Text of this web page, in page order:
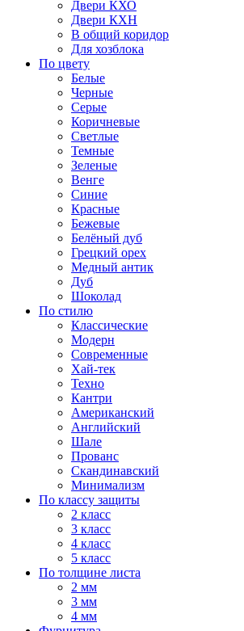
Двери КХО
Двери КХН
В общий коридор
Для хозблока
По цвету
Белые
Черные
Серые
Коричневые
Светлые
Темные
Зеленые
Венге
Синие
Красные
Бежевые
Белёный дуб
Грецкий орех
Медный антик
Дуб
Шоколад
По стилю
Классические
Модерн
Современные
Хай-тек
Техно
Кантри
Американский
Английский
Шале
Прованс
Скандинавский
Минимализм
По классу защиты
2 класс
3 класс
4 класс
5 класс
По толщине листа
2 мм
3 мм
4 мм